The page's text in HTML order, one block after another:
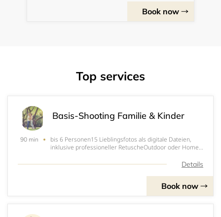
Book now
Top services
Basis-Shooting Familie & Kinder
90 min
bis 6 Personen15 Lieblingsfotos als digitale Dateien,
inklusive professioneller RetuscheOutdoor oder Home-
zu einer Online-Galerie für 14 TageFotobestellungen in
Details
Book now